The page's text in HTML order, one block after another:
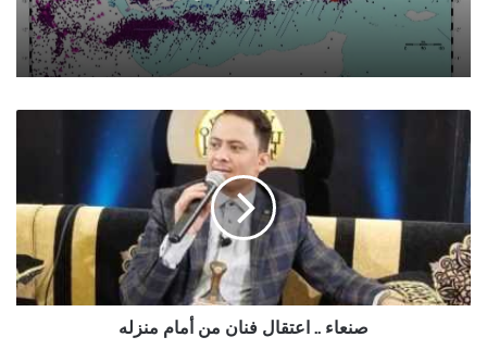
..
اعتقال
فنان
أمام
منزله
صنعاء .. اعتقال فنان من أمام منزله